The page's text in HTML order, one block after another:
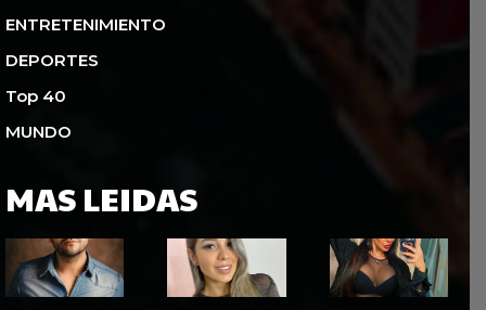
ENTRETENIMIENTO
DEPORTES
Top 40
MUNDO
MAS LEIDAS